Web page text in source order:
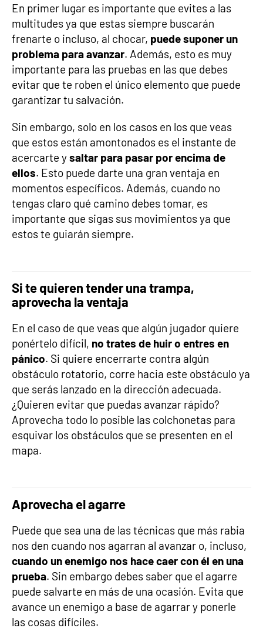
En primer lugar es importante que evites a las
multitudes ya que estas siempre buscarán
frenarte o incluso, al chocar, puede suponer un
problema para avanzar. Además, esto es muy
importante para las pruebas en las que debes
evitar que te roben el único elemento que puede
garantizar tu salvación.
Sin embargo, solo en los casos en los que veas
que estos están amontonados es el instante de
acercarte ysaltar para pasar por encima de
ellos. Esto puede darte una gran ventaja en
momentos específicos. Además, cuando no
tengas claro qué camino debes tomar, es
importante que sigas sus movimientos ya que
estos te guiarán siempre.
Si te quieren tender una trampa,
aprovecha la ventaja
En el caso de que veas que algún jugador quiere
ponértelo difícil, no trates de huir o entres en
pánico. Si quiere encerrarte contra algún
obstáculo rotatorio, corre hacia este obstáculo ya
que serás lanzado en la dirección adecuada.
¿Quieren evitar que puedas avanzar rápido?
Aprovecha todo lo posible las colchonetas para
esquivar los obstáculos que se presenten en el
mapa.
Aprovecha el agarre
Puede que sea una de las técnicas que más rabia
nos den cuando nos agarran al avanzar o, incluso,
cuando un enemigo nos hace caer con él en una
prueba. Sin embargo debes saber que el agarre
puede salvarte en más de una ocasión. Evita que
avance un enemigo a base de agarrar y ponerle
las cosas difíciles.